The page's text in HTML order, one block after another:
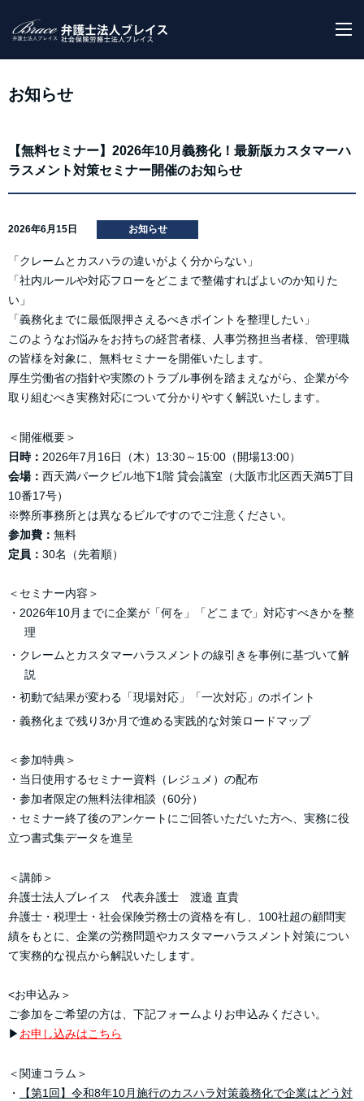
お知らせ
【無料セミナー】2026年10月義務化！最新版カスタマーハ
ラスメント対策セミナー開催のお知らせ
2026年6月15日 お知らせ
「クレームとカスハラの違いがよく分からない」
「社内ルールや対応フローをどこまで整備すればよいのか知りた
い」
「義務化までに最低限押さえるべきポイントを整理したい」
このようなお悩みをお持ちの経営者様、人事労務担当者様、管理職
の皆様を対象に、無料セミナーを開催いたします。
厚生労働省の指針や実際のトラブル事例を踏まえながら、企業が今
取り組むべき実務対応について分かりやすく解説いたします。
＜開催概要＞
日時： 2026年7月16日（木）13:30～15:00（開場13:00）
会場： 西天満パークビル地下1階 貸会議室（大阪市北区西天満5丁目
10番17号）
※弊所事務所とは異なるビルですのでご注意ください。
参加費： 無料
定員： 30名（先着順）
＜セミナー内容＞
・2026年10月までに企業が「何を」「どこまで」対応すべきかを整
理
・クレームとカスタマーハラスメントの線引きを事例に基づいて解
説
・初動で結果が変わる「現場対応」「一次対応」のポイント
・義務化まで残り3か月で進める実践的な対策ロードマップ
＜参加特典＞
・当日使用するセミナー資料（レジュメ）の配布
・参加者限定の無料法律相談（60分）
・セミナー終了後のアンケートにご回答いただいた方へ、実務に役
立つ書式集データを進呈
＜講師＞
弁護士法人ブレイス 代表弁護士 渡邉 直貴
弁護士・税理士・社会保険労務士の資格を有し、100社超の顧問実
績をもとに、企業の労務問題やカスタマーハラスメント対策につい
て実務的な視点から解説いたします。
<お申込み＞
ご参加をご希望の方は、下記フォームよりお申込みください。
▶ お申し込みはこちら
＜関連コラム＞
・
【第1回】令和8年10月施行のカスハラ対策義務化で企業はどう対